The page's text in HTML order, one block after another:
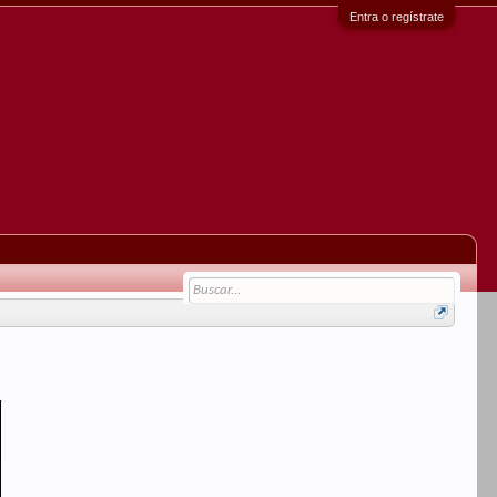
Entra o regístrate